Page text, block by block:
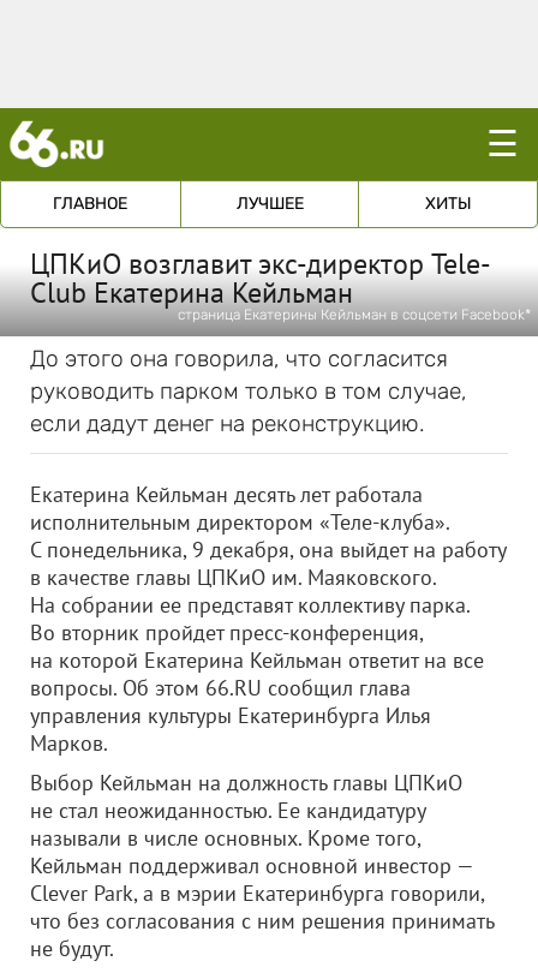
☰
ГЛАВНОЕ ЛУЧШЕЕ ХИТЫ
ЦПКиО возглавит экс-директор Tele-
Club Екатерина Кейльман
страница Екатерины Кейльман в соцсети Facebook*
До этого она говорила, что согласится
руководить парком только в том случае,
если дадут денег на реконструкцию.
Екатерина Кейльман десять лет работала
исполнительным директором «Теле-клуба».
С понедельника, 9 декабря, она выйдет на работу
в качестве главы ЦПКиО им. Маяковского.
На собрании ее представят коллективу парка.
Во вторник пройдет пресс-конференция,
на которой Екатерина Кейльман ответит на все
вопросы. Об этом 66.RU сообщил глава
управления культуры Екатеринбурга Илья
Марков.
Выбор Кейльман на должность главы ЦПКиО
не стал неожиданностью. Ее кандидатуру
называли в числе основных. Кроме того,
Кейльман поддерживал основной инвестор —
Clever Park, а в мэрии Екатеринбурга говорили,
что без согласования с ним решения принимать
не будут.